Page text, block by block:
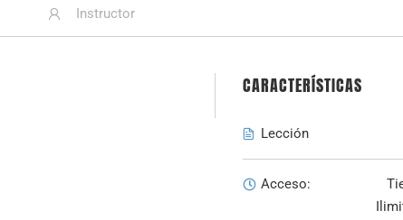
Instructor
CARACTERÍSTICAS
Lección
Acceso: